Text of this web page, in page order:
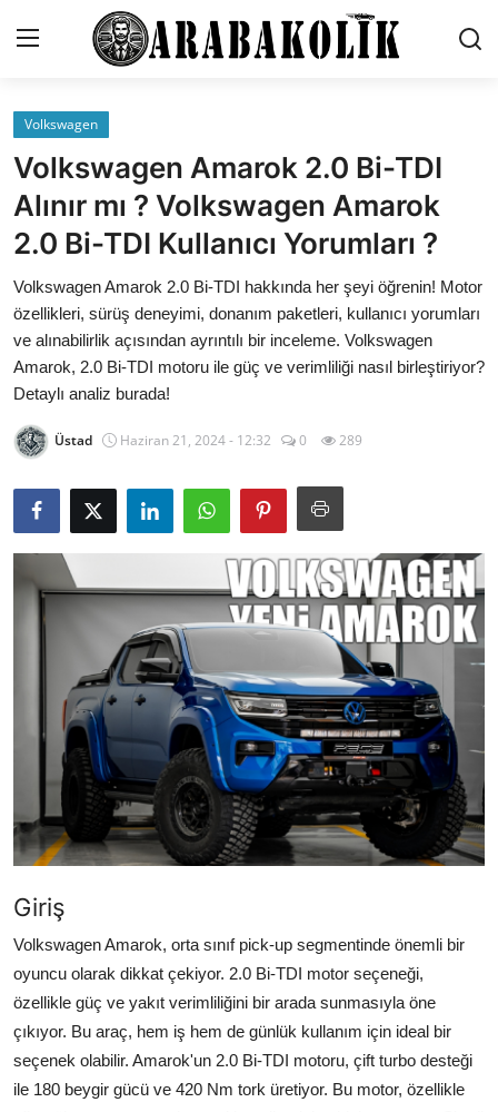
Genel
İletişim
Karşılaştırmalar
Testler
Markalar
Öneriler
Motosiklet
Paketler
Yağlar
Oto Bilgi
Volkswagen
Volkswagen Amarok 2.0 Bi-TDI
Alınır mı ? Volkswagen Amarok
2.0 Bi-TDI Kullanıcı Yorumları ?
Volkswagen Amarok 2.0 Bi-TDI hakkında her şeyi öğrenin! Motor
özellikleri, sürüş deneyimi, donanım paketleri, kullanıcı yorumları
ve alınabilirlik açısından ayrıntılı bir inceleme. Volkswagen
Amarok, 2.0 Bi-TDI motoru ile güç ve verimliliği nasıl birleştiriyor?
Detaylı analiz burada!
Üstad Haziran 21, 2024 - 12:32 0 289
Giriş
Volkswagen Amarok, orta sınıf pick-up segmentinde önemli bir
oyuncu olarak dikkat çekiyor. 2.0 Bi-TDI motor seçeneği,
özellikle güç ve yakıt verimliliğini bir arada sunmasıyla öne
çıkıyor. Bu araç, hem iş hem de günlük kullanım için ideal bir
seçenek olabilir. Amarok'un 2.0 Bi-TDI motoru, çift turbo desteği
ile 180 beygir gücü ve 420 Nm tork üretiyor. Bu motor, özellikle